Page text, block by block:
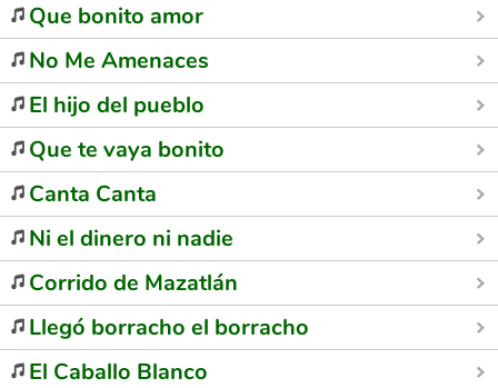
Que bonito amor
No Me Amenaces
El hijo del pueblo
Que te vaya bonito
Canta Canta
Ni el dinero ni nadie
Corrido de Mazatlán
Llegó borracho el borracho
El Caballo Blanco